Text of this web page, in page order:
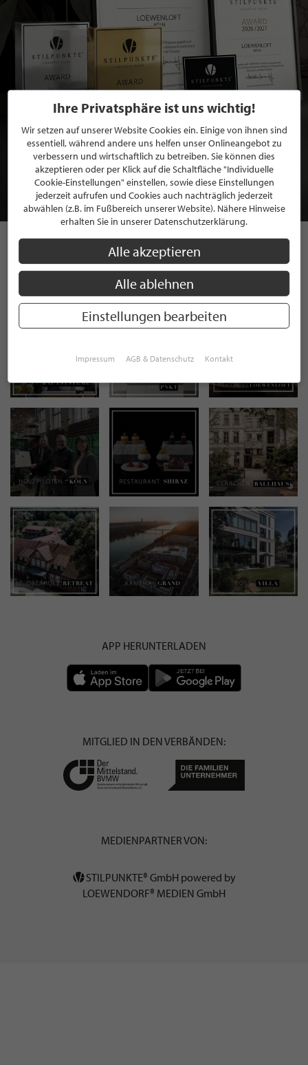
BEWERBEN SIE SICH FÜR EINE GRATIS
MITGLIEDSCHAFT BEI STILPUNKTE®
JETZT GRATIS BEWERBEN
STILPUNKTE AUF
INSTAGRAM
APP HERUNTERLADEN
MITGLIED IN DEN VERBÄNDEN:
MEDIENPARTNER VON:
STILPUNKTE® GmbH powered by
LOEWENDORF® MEDIEN GmbH
Ihre Privatsphäre ist uns wichtig!
Wir setzen auf unserer Website Cookies ein. Einige von ihnen sind
essentiell, während andere uns helfen unser Onlineangebot zu
verbessern und wirtschaftlich zu betreiben. Sie können dies
akzeptieren oder per Klick auf die Schaltfläche "Individuelle
Cookie-Einstellungen" einstellen, sowie diese Einstellungen
jederzeit aufrufen und Cookies auch nachträglich jederzeit
abwählen (z.B. im Fußbereich unserer Website). Nähere Hinweise
erhalten Sie in unserer Datenschutzerklärung.
Alle akzeptieren
Alle ablehnen
Einstellungen bearbeiten
Impressum AGB & Datenschutz Kontakt